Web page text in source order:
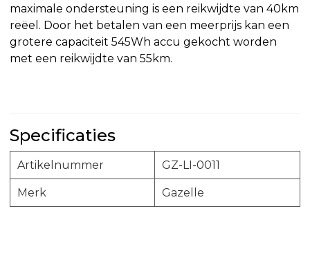
maximale ondersteuning is een reikwijdte van 40km
reëel. Door het betalen van een meerprijs kan een
grotere capaciteit 545Wh accu gekocht worden
met een reikwijdte van 55km.
Specificaties
Artikelnummer GZ-LI-0011
Merk Gazelle